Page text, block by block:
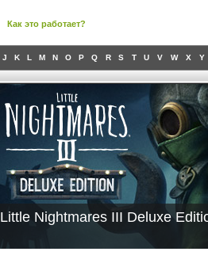
Как это работает?
J K L M N O P Q R S T U V W X Y
Little Nightmares III Deluxe